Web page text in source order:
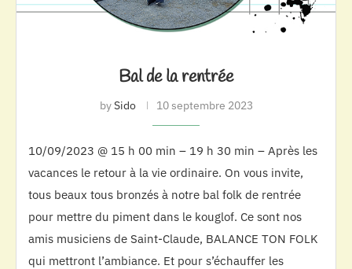
Bal de la rentrée
bySido 10 septembre 2023
10/09/2023 @ 15 h 00 min – 19 h 30 min – Après les
vacances le retour à la vie ordinaire. On vous invite,
tous beaux tous bronzés à notre bal folk de rentrée
pour mettre du piment dans le kouglof. Ce sont nos
amis musiciens de Saint-Claude, BALANCE TON FOLK
qui mettront l’ambiance. Et pour s’échauffer les